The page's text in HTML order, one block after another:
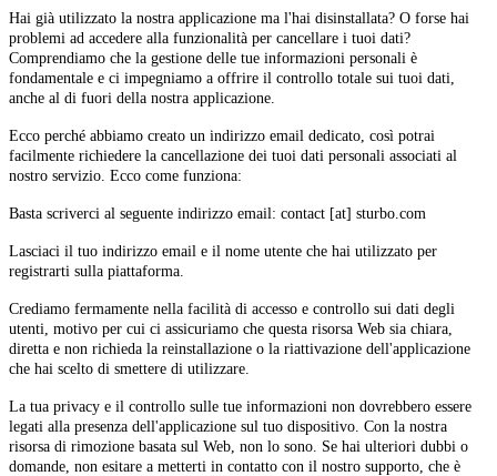
Hai già utilizzato la nostra applicazione ma l'hai disinstallata? O forse hai
problemi ad accedere alla funzionalità per cancellare i tuoi dati?
Comprendiamo che la gestione delle tue informazioni personali è
fondamentale e ci impegniamo a offrire il controllo totale sui tuoi dati,
anche al di fuori della nostra applicazione.
Ecco perché abbiamo creato un indirizzo email dedicato, così potrai
facilmente richiedere la cancellazione dei tuoi dati personali associati al
nostro servizio. Ecco come funziona:
Basta scriverci al seguente indirizzo email: contact [at] sturbo.com
Lasciaci il tuo indirizzo email e il nome utente che hai utilizzato per
registrarti sulla piattaforma.
Crediamo fermamente nella facilità di accesso e controllo sui dati degli
utenti, motivo per cui ci assicuriamo che questa risorsa Web sia chiara,
diretta e non richieda la reinstallazione o la riattivazione dell'applicazione
che hai scelto di smettere di utilizzare.
La tua privacy e il controllo sulle tue informazioni non dovrebbero essere
legati alla presenza dell'applicazione sul tuo dispositivo. Con la nostra
risorsa di rimozione basata sul Web, non lo sono. Se hai ulteriori dubbi o
domande, non esitare a metterti in contatto con il nostro supporto, che è